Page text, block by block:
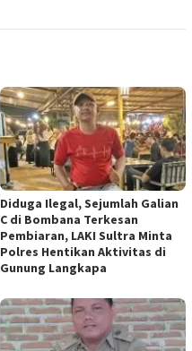
Diduga Ilegal, Sejumlah Galian
C di Bombana Terkesan
Pembiaran, LAKI Sultra Minta
Polres Hentikan Aktivitas di
Gunung Langkapa